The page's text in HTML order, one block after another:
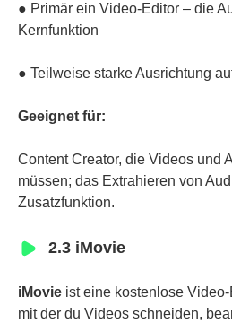
● Primär ein Video-Editor – die
Kernfunktion
● Teilweise starke Ausrichtung
Geeignet für:
Content Creator, die Videos und
müssen; das Extrahieren von
Zusatzfunktion.
2.3 iMovie
iMovie ist eine kostenlose
mit der du Videos schneiden,